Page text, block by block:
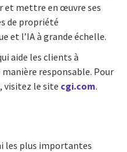
et mettre en œuvre ses
de propriété
et l’IA à grande échelle.
aide les clients à
responsable. Pour
visitez le site cgi.com.
les plus importantes